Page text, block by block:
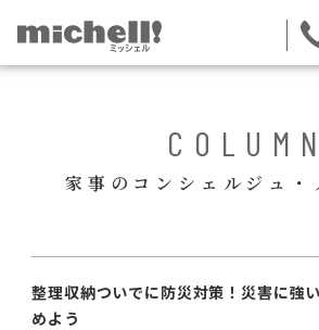
COLUMN
家事のコンシェルジュ・
整理収納ついでに防災対策！災害に強
めよう